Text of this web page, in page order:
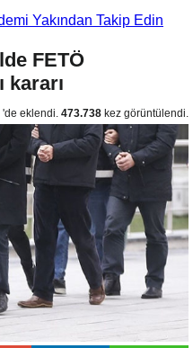
FETÖ
kararı
'de eklendi. 473.738 kez görüntülendi.